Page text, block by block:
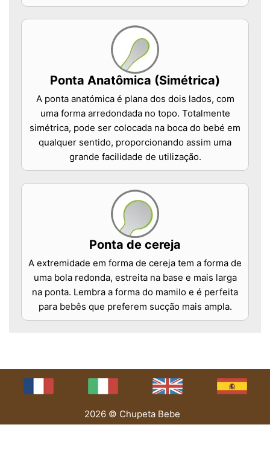
Ponta Anatômica (Simétrica)
A ponta anatómica é plana dos dois lados, com
uma forma arredondada no topo. Totalmente
simétrica, pode ser colocada na boca do bebé em
qualquer sentido, proporcionando assim uma
grande facilidade de utilização.
Ponta de cereja
A extremidade em forma de cereja tem a forma de
uma bola redonda, estreita na base e mais larga
na ponta. Lembra a forma do mamilo e é perfeita
para bebês que preferem sucção mais ampla.
2026 © Chupeta Bebe